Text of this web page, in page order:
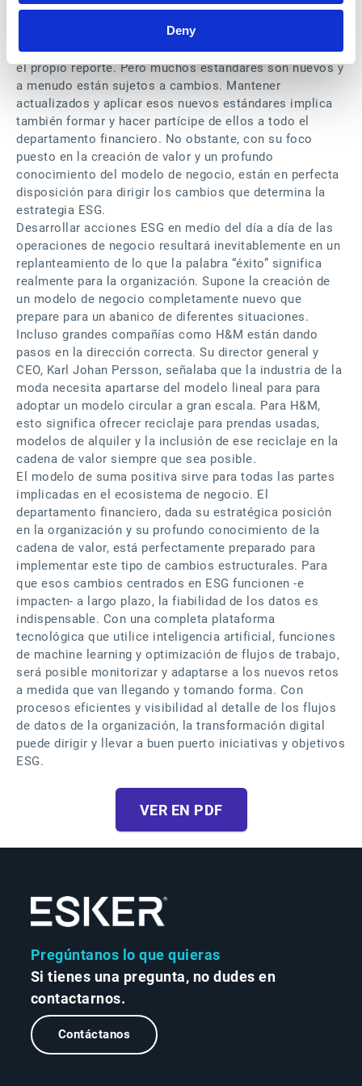
Deny
materia de ESG no es muy diferente del reporte
financiero en sí, pues mantiene denominadores
comunes como el análisis de datos, la consolidación y
el propio reporte. Pero muchos estándares son nuevos y
a menudo están sujetos a cambios. Mantener
actualizados y aplicar esos nuevos estándares implica
también formar y hacer partícipe de ellos a todo el
departamento financiero. No obstante, con su foco
puesto en la creación de valor y un profundo
conocimiento del modelo de negocio, están en perfecta
disposición para dirigir los cambios que determina la
estrategia ESG.
Desarrollar acciones ESG en medio del día a día de las
operaciones de negocio resultará inevitablemente en un
replanteamiento de lo que la palabra “éxito” significa
realmente para la organización. Supone la creación de
un modelo de negocio completamente nuevo que
prepare para un abanico de diferentes situaciones.
Incluso grandes compañías como H&M están dando
pasos en la dirección correcta. Su director general y
CEO, Karl Johan Persson, señalaba que la industria de la
moda necesita apartarse del modelo lineal para para
adoptar un modelo circular a gran escala. Para H&M,
esto significa ofrecer reciclaje para prendas usadas,
modelos de alquiler y la inclusión de ese reciclaje en la
cadena de valor siempre que sea posible.
El modelo de suma positiva sirve para todas las partes
implicadas en el ecosistema de negocio. El
departamento financiero, dada su estratégica posición
en la organización y su profundo conocimiento de la
cadena de valor, está perfectamente preparado para
implementar este tipo de cambios estructurales. Para
que esos cambios centrados en ESG funcionen -e
impacten- a largo plazo, la fiabilidad de los datos es
indispensable. Con una completa plataforma
tecnológica que utilice inteligencia artificial, funciones
de machine learning y optimización de flujos de trabajo,
será posible monitorizar y adaptarse a los nuevos retos
a medida que van llegando y tomando forma. Con
procesos eficientes y visibilidad al detalle de los flujos
de datos de la organización, la transformación digital
puede dirigir y llevar a buen puerto iniciativas y objetivos
ESG.
VER EN PDF
Pregúntanos lo que quieras
Si tienes una pregunta, no dudes en
contactarnos.
Contáctanos